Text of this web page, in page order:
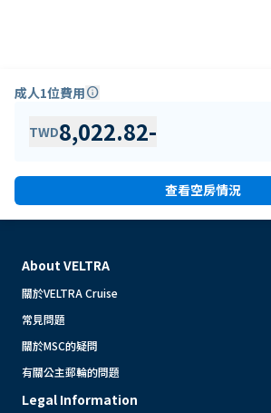
成人1位費用info
TWD8,022.82-
查看空房情況
About VELTRA
關於VELTRA Cruise
常見問題
關於MSC的疑問
有關公主郵輪的問題
Legal Information